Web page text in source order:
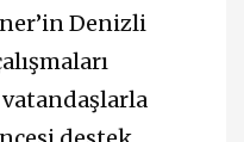
Denizli